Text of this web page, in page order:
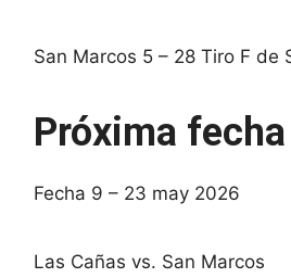
San Marcos 5 – 28 Tiro F de
Próxima fecha
Fecha 9 – 23 may 2026
Las Cañas vs. San Marcos